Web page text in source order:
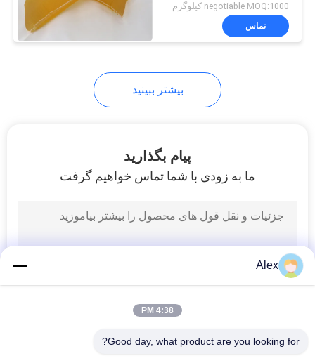
negotiable MOQ:1000 کیلوگرم
تماس
بیشتر ببینید
پیام بگذارید
ما به زودی با شما تماس خواهیم گرفت
Alex
4:38 PM
Good day, what product are you looking for?